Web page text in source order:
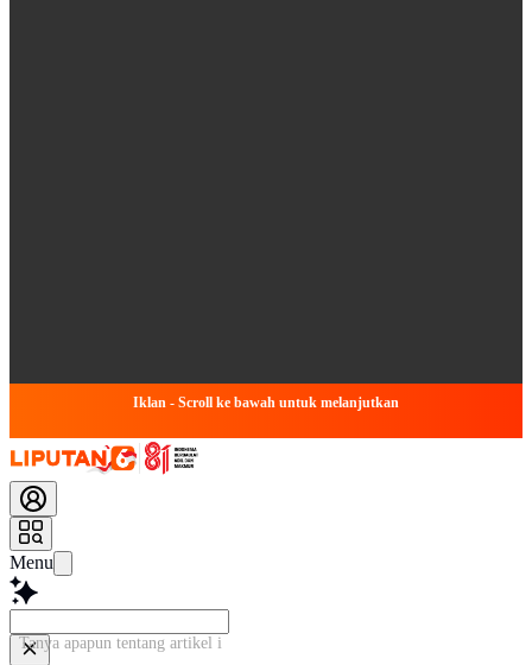
Iklan - Scroll ke bawah untuk melanjutkan
Menu
Tanya apapun tentang artikel ini...